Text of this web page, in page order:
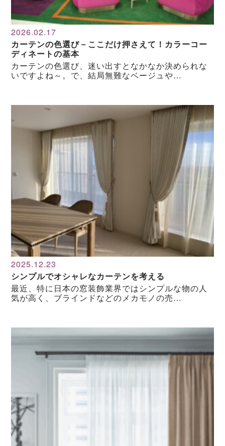
2026.02.17
カーテンの色選び－ここだけ押さえて！カラーコー
ディネートの基本
カーテンの色選び、迷い出すとなかなか決められな
いですよね～。で、結局無難なベージュや…
2025.12.23
シンプルでオシャレなカーテンを考える
最近、特に日本の窓装飾業界ではシンプルな物の人
気が高く、ブラインドなどのメカモノの売…